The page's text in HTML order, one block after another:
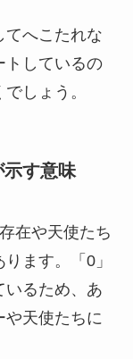
てへこたれな
トしているの
しょう。
す意味
在や天使たち
ます。「0」
いるため、あ
や天使たちに